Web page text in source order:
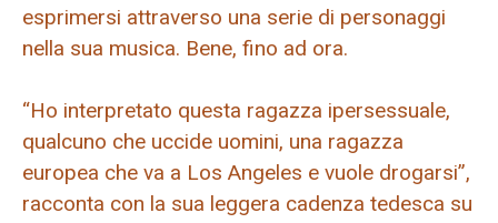
esprimersi attraverso una serie di personaggi
nella sua musica. Bene, fino ad ora.
“Ho interpretato questa ragazza ipersessuale,
qualcuno che uccide uomini, una ragazza
europea che va a Los Angeles e vuole drogarsi”,
racconta con la sua leggera cadenza tedesca su